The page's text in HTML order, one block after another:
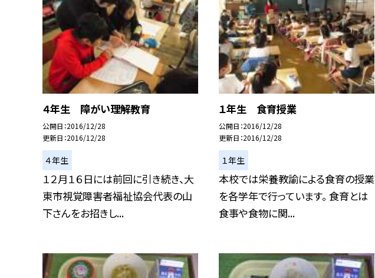
４年生 障がい理解教育
公開日 2016/12/28
更新日 2016/12/28
４年生
１２月１６日には前回に引き続き、大
東市視覚障害者福祉協会代表の山
下さんをお招きし...
１年生 食育授業
公開日 2016/12/28
更新日 2016/12/28
１年生
本校では栄養教諭による食育の授業
を各学年で行っています。 食育とは
食事や食物に関...